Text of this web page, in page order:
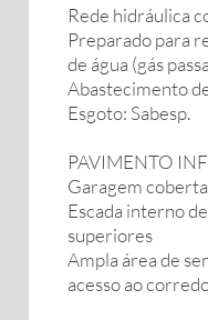
Rede hidráulica
Preparado para
de água (gás
Abastecimento
Esgoto: Sabesp.
PAVIMENTO
Garagem
Escada interno
superiores
Ampla área de
acesso ao